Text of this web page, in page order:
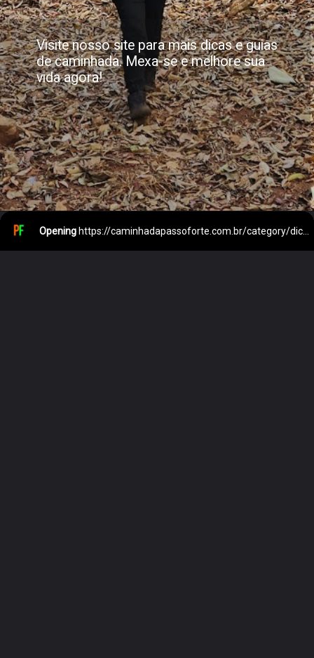
Visite nosso site para mais dicas e guias
de caminhada. Mexa-se e melhore sua
vida agora!
Opening